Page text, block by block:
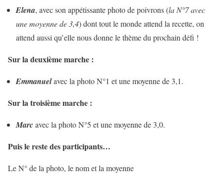
Elena, avec son appétissante photo de poivrons (la N°7avec
une moyenne de 3,4) dont tout le monde attend la recette, on
attend aussi qu’elle nous donne le thème du prochain défi !
Sur la deuxième marche :
Emmanuelavec la photo N°1 et une moyenne de 3,1.
Sur la troisième marche :
Marcavec la photo N°5 et une moyenne de 3,0.
Puis le reste des participants…
Le N° de la photo, le nom et la moyenne